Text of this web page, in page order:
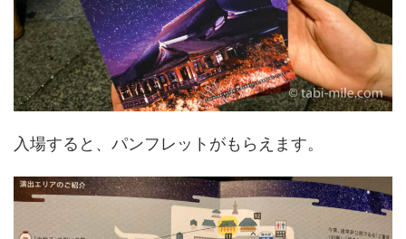
入場すると、パンフレットがもらえます。